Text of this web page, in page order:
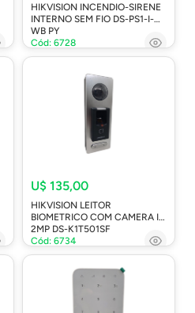
HIKVISION INCENDIO-SIRENE
INTERNO SEM FIO DS-PS1-I-
WB PY
Cód: 6728
U$ 135,00
HIKVISION LEITOR
BIOMETRICO COM CAMERA IP
2MP DS-K1T501SF
Cód: 6734